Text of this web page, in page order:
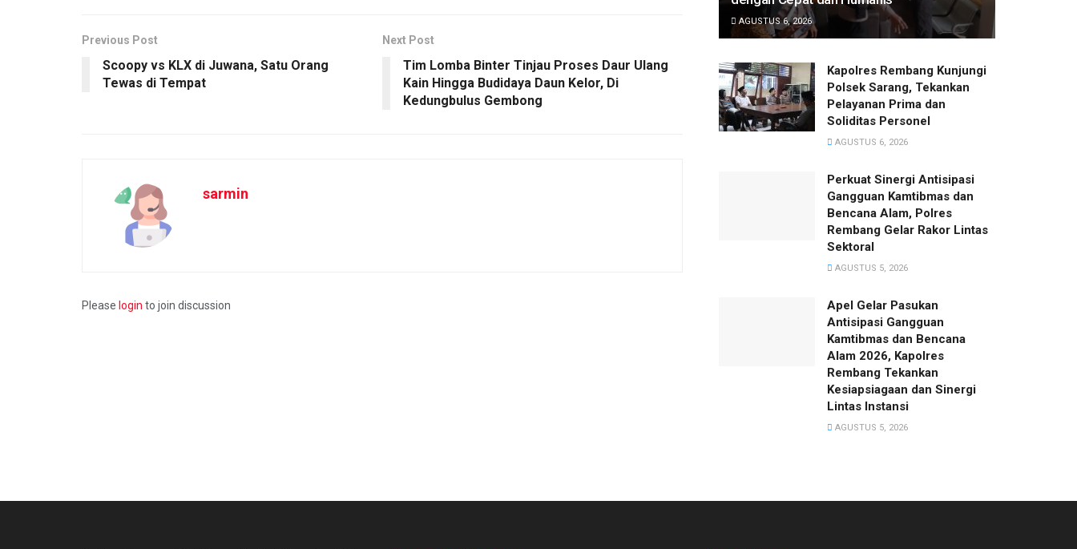
Previous Post
Scoopy vs KLX di Juwana, Satu Orang
Tewas di Tempat
Next Post
Tim Lomba Binter Tinjau Proses Daur Ulang
Kain Hingga Budidaya Daun Kelor, Di
Kedungbulus Gembong
sarmin
Please login to join discussion
AGUSTUS 6, 2026
Kapolres Rembang Kunjungi
Polsek Sarang, Tekankan
Pelayanan Prima dan
Soliditas Personel
AGUSTUS 6, 2026
Perkuat Sinergi Antisipasi
Gangguan Kamtibmas dan
Bencana Alam, Polres
Rembang Gelar Rakor Lintas
Sektoral
AGUSTUS 5, 2026
Apel Gelar Pasukan
Antisipasi Gangguan
Kamtibmas dan Bencana
Alam 2026, Kapolres
Rembang Tekankan
Kesiapsiagaan dan Sinergi
Lintas Instansi
AGUSTUS 5, 2026